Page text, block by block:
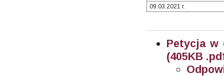
09.03.2021 r.
Petycja w
(405KB